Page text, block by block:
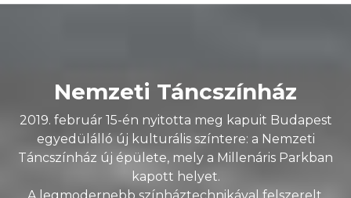
Nemzeti Táncszínház
2019. február 15-én nyitotta meg kapuit Budapest
egyedülálló új kulturális színtere: a Nemzeti
Táncszínház új épülete, mely a Millenáris Parkban
kapott helyet.